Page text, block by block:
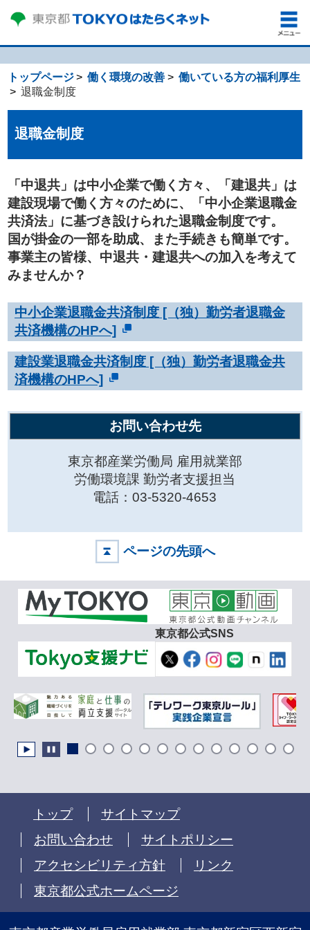
トップページ 働く環境の改善
働いている方の福利厚生
退職金制度
退職金制度
「中退共」は中小企業で働く方々、「建退共」は
建設現場で働く方々のために、「中小企業退職金
共済法」に基づき設けられた退職金制度です。
国が掛金の一部を助成、また手続きも簡単です。
事業主の皆様、中退共・建退共への加入を考えて
みませんか？
中小企業退職金共済制度 [（独）勤労者退職金
共済機構のHPへ]
建設業退職金共済制度 [（独）勤労者退職金共
済機構のHPへ]
お問い合わせ先
東京都産業労働局 雇用就業部
労働環境課 勤労者支援担当
電話：03-5320-4653
ページの先頭へ
東京都公式SNS
トップ
サイトマップ
お問い合わせ
サイトポリシー
アクセシビリティ方針
リンク
東京都公式ホームページ